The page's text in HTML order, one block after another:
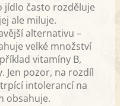
jídlo často rozděluje
ale miluje.
alternativu –
velké množství
vitamíny B,
Jen pozor, na rozdíl
intolerancí na
obsahuje.